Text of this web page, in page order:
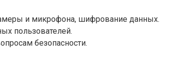
и микрофона, шифрование данных.
пользователей.
безопасности.